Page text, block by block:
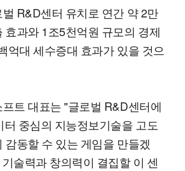
R&D센터 유치로 연간 약 2만
효과와 1조5천억원 규모의 경제
억대 세수증대 효과가 있을 것으
트 대표는 "글로벌 R&D센터에
터 중심의 지능정보기술을 고도
감동할 수 있는 게임을 만들겠
술력과 창의력이 결집할 이 센